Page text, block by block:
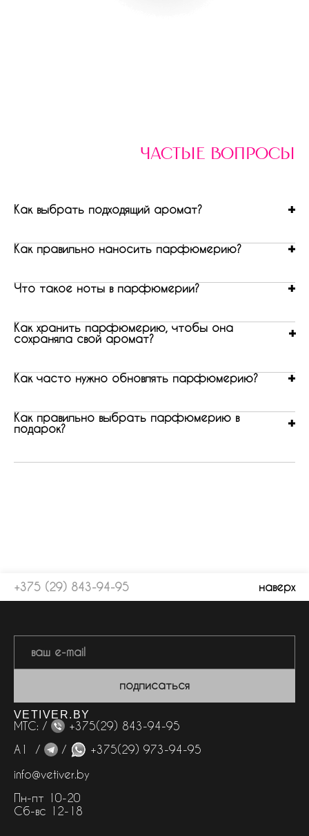
частые вопросы
Как выбрать подходящий аромат?
Как правильно наносить парфюмерию?
Что такое ноты в парфюмерии?
Как хранить парфюмерию, чтобы она
сохраняла свой аромат?
Как часто нужно обновлять парфюмерию?
Как правильно выбрать парфюмерию в
подарок?
+375 (29) 843-94-95 наверх
подписаться
VETIVER.BY
МТС: /
+375(29) 843-94-95
А1 /
/
+375(29) 973-94-95
info@vetiver.by
Пн-пт 10-20
Сб-вс 12-18